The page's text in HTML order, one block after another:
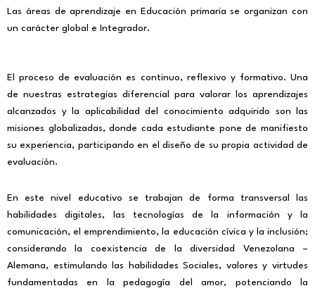
Las áreas de aprendizaje en Educación primaria se organizan con
un carácter global e Integrador.
El proceso de evaluación es continuo, reflexivo y formativo. Una
de nuestras estrategias diferencial para valorar los aprendizajes
alcanzados y la aplicabilidad del conocimiento adquirido son las
misiones globalizadas, donde cada estudiante pone de manifiesto
su experiencia, participando en el diseño de su propia actividad de
evaluación.
En este nivel educativo se trabajan de forma transversal las
habilidades digitales, las tecnologías de la información y la
comunicación, el emprendimiento, la educación cívica y la inclusión;
considerando la coexistencia de la diversidad Venezolana –
Alemana, estimulando las habilidades Sociales, valores y virtudes
fundamentadas en la pedagogía del amor, potenciando la